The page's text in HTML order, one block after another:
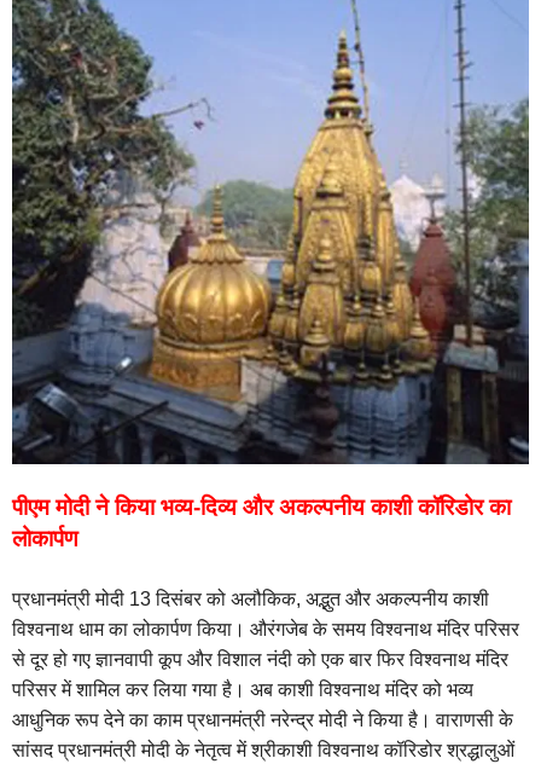
पीएम मोदी ने किया भव्य-दिव्य और अकल्पनीय काशी कॉरिडोर का
लोकार्पण
प्रधानमंत्री मोदी 13 दिसंबर को अलौकिक, अद्भुत और अकल्पनीय काशी
विश्वनाथ धाम का लोकार्पण किया। औरंगजेब के समय विश्वनाथ मंदिर परिसर
से दूर हो गए ज्ञानवापी कूप और विशाल नंदी को एक बार फिर विश्वनाथ मंदिर
परिसर में शामिल कर लिया गया है। अब काशी विश्वनाथ मंदिर को भव्य
आधुनिक रूप देने का काम प्रधानमंत्री नरेन्द्र मोदी ने किया है। वाराणसी के
सांसद प्रधानमंत्री मोदी के नेतृत्व में श्रीकाशी विश्वनाथ कॉरिडोर श्रद्धालुओं